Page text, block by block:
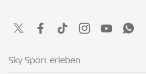
Sky Sport erleben